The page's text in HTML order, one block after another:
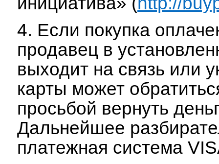
4. Если покупка
продавец в
выходит на связь или
карты может
просьбой вернуть
Дальнейшее
платежная система